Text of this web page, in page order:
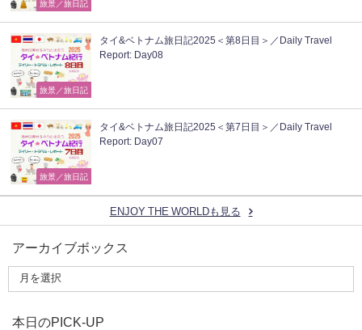
旅景／旅日記
旅景／旅日記
タイ&ベトナム旅日記2025＜第8日目＞／Daily Travel
Report: Day08
旅景／旅日記
タイ&ベトナム旅日記2025＜第7日目＞／Daily Travel
Report: Day07
ENJOY THE WORLDも見る
アーカイブボックス
本日のPICK-UP